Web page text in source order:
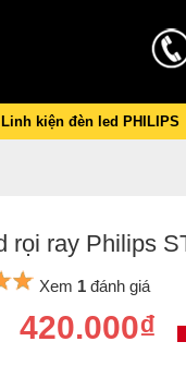
Linh kiện đèn led PHILIPS
rọi ray Philips
Xem 1 đánh giá
420.000₫